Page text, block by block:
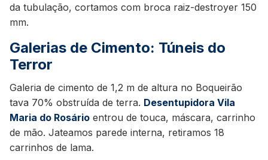
da tubulação, cortamos com broca raiz-destroyer 150
mm.
Galerias de Cimento: Túneis do
Terror
Galeria de cimento de 1,2 m de altura no Boqueirão
tava 70% obstruída de terra. Desentupidora Vila
Maria do Rosário entrou de touca, máscara, carrinho
de mão. Jateamos parede interna, retiramos 18
carrinhos de lama.